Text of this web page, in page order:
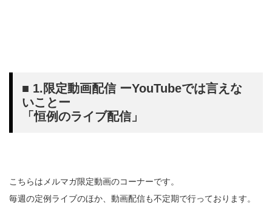
■ 1.限定動画配信 ーYouTubeでは言えな
いことー
「恒例のライブ配信」
こちらはメルマガ限定動画のコーナーです。
毎週の定例ライブのほか、動画配信も不定期で行っております。